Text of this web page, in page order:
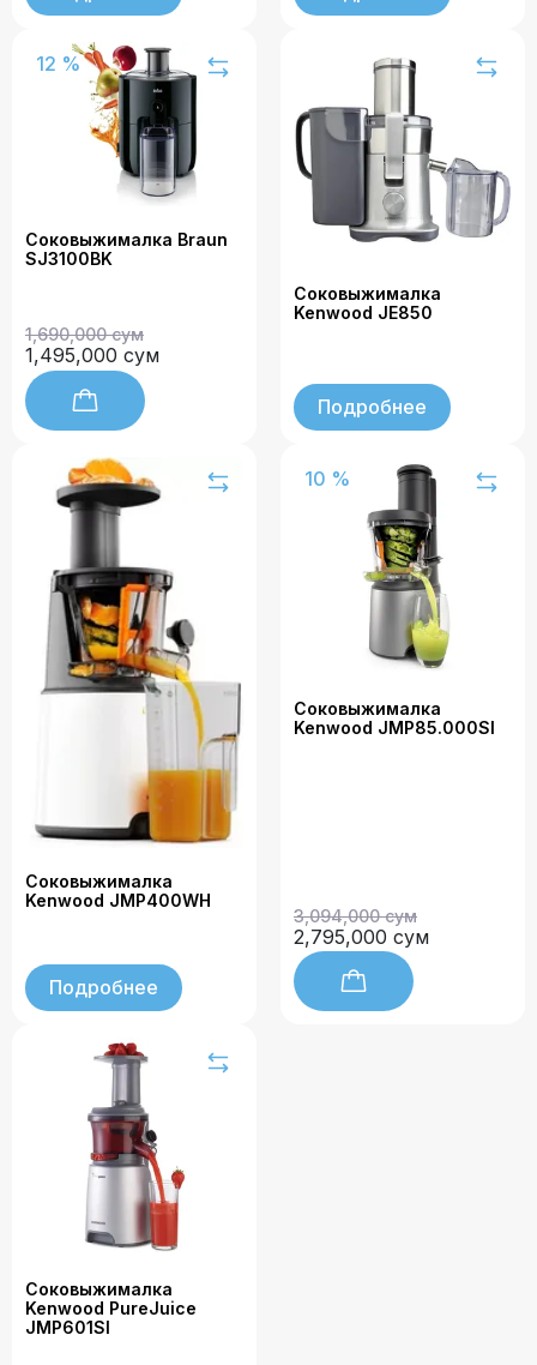
12 %
Соковыжималка Braun
SJ3100BK
1,690,000 сум
1,495,000 сум
Соковыжималка
Kenwood JE850
Подробнее
Соковыжималка
Kenwood JMP400WH
Подробнее
10 %
Соковыжималка
Kenwood JMP85.000SI
3,094,000 сум
2,795,000 сум
Соковыжималка
Kenwood PureJuice
JMP601SI